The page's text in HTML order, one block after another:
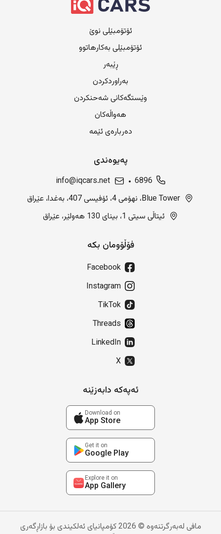
ئۆتۆمبێلی نوێ
ئۆتۆمبێلی بەکارهاتوو
ڕێبەر
بەراوردکردن
وێستگەکانی شەحنکردن
هەواڵەکان
دەربارەی ئێمە
پەیوەندی
6896
info@iqcars.net
Blue Tower، نهۆمی 4، ئۆفیسی 407، بەغدا، عێراق
ئیتاڵی سیتی 1، بینای 130 هەولێر، عێراق
فۆڵۆومان بکە
Facebook
Instagram
TikTok
Threads
LinkedIn
X
ئەپەکە دابەزێنە
Download on
App Store
Get it on
Google Play
Explore it on
App Gallery
مافی لەبەرگرتنەوە © 2026 کۆمپانیای ئەلکیندی بۆ بازاڕگەری